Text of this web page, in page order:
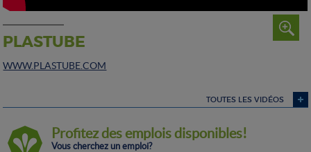
PLASTUBE
WWW.PLASTUBE.COM
TOUTES LES VIDÉOS
Profitez des emplois disponibles!
Vous cherchez un emploi?